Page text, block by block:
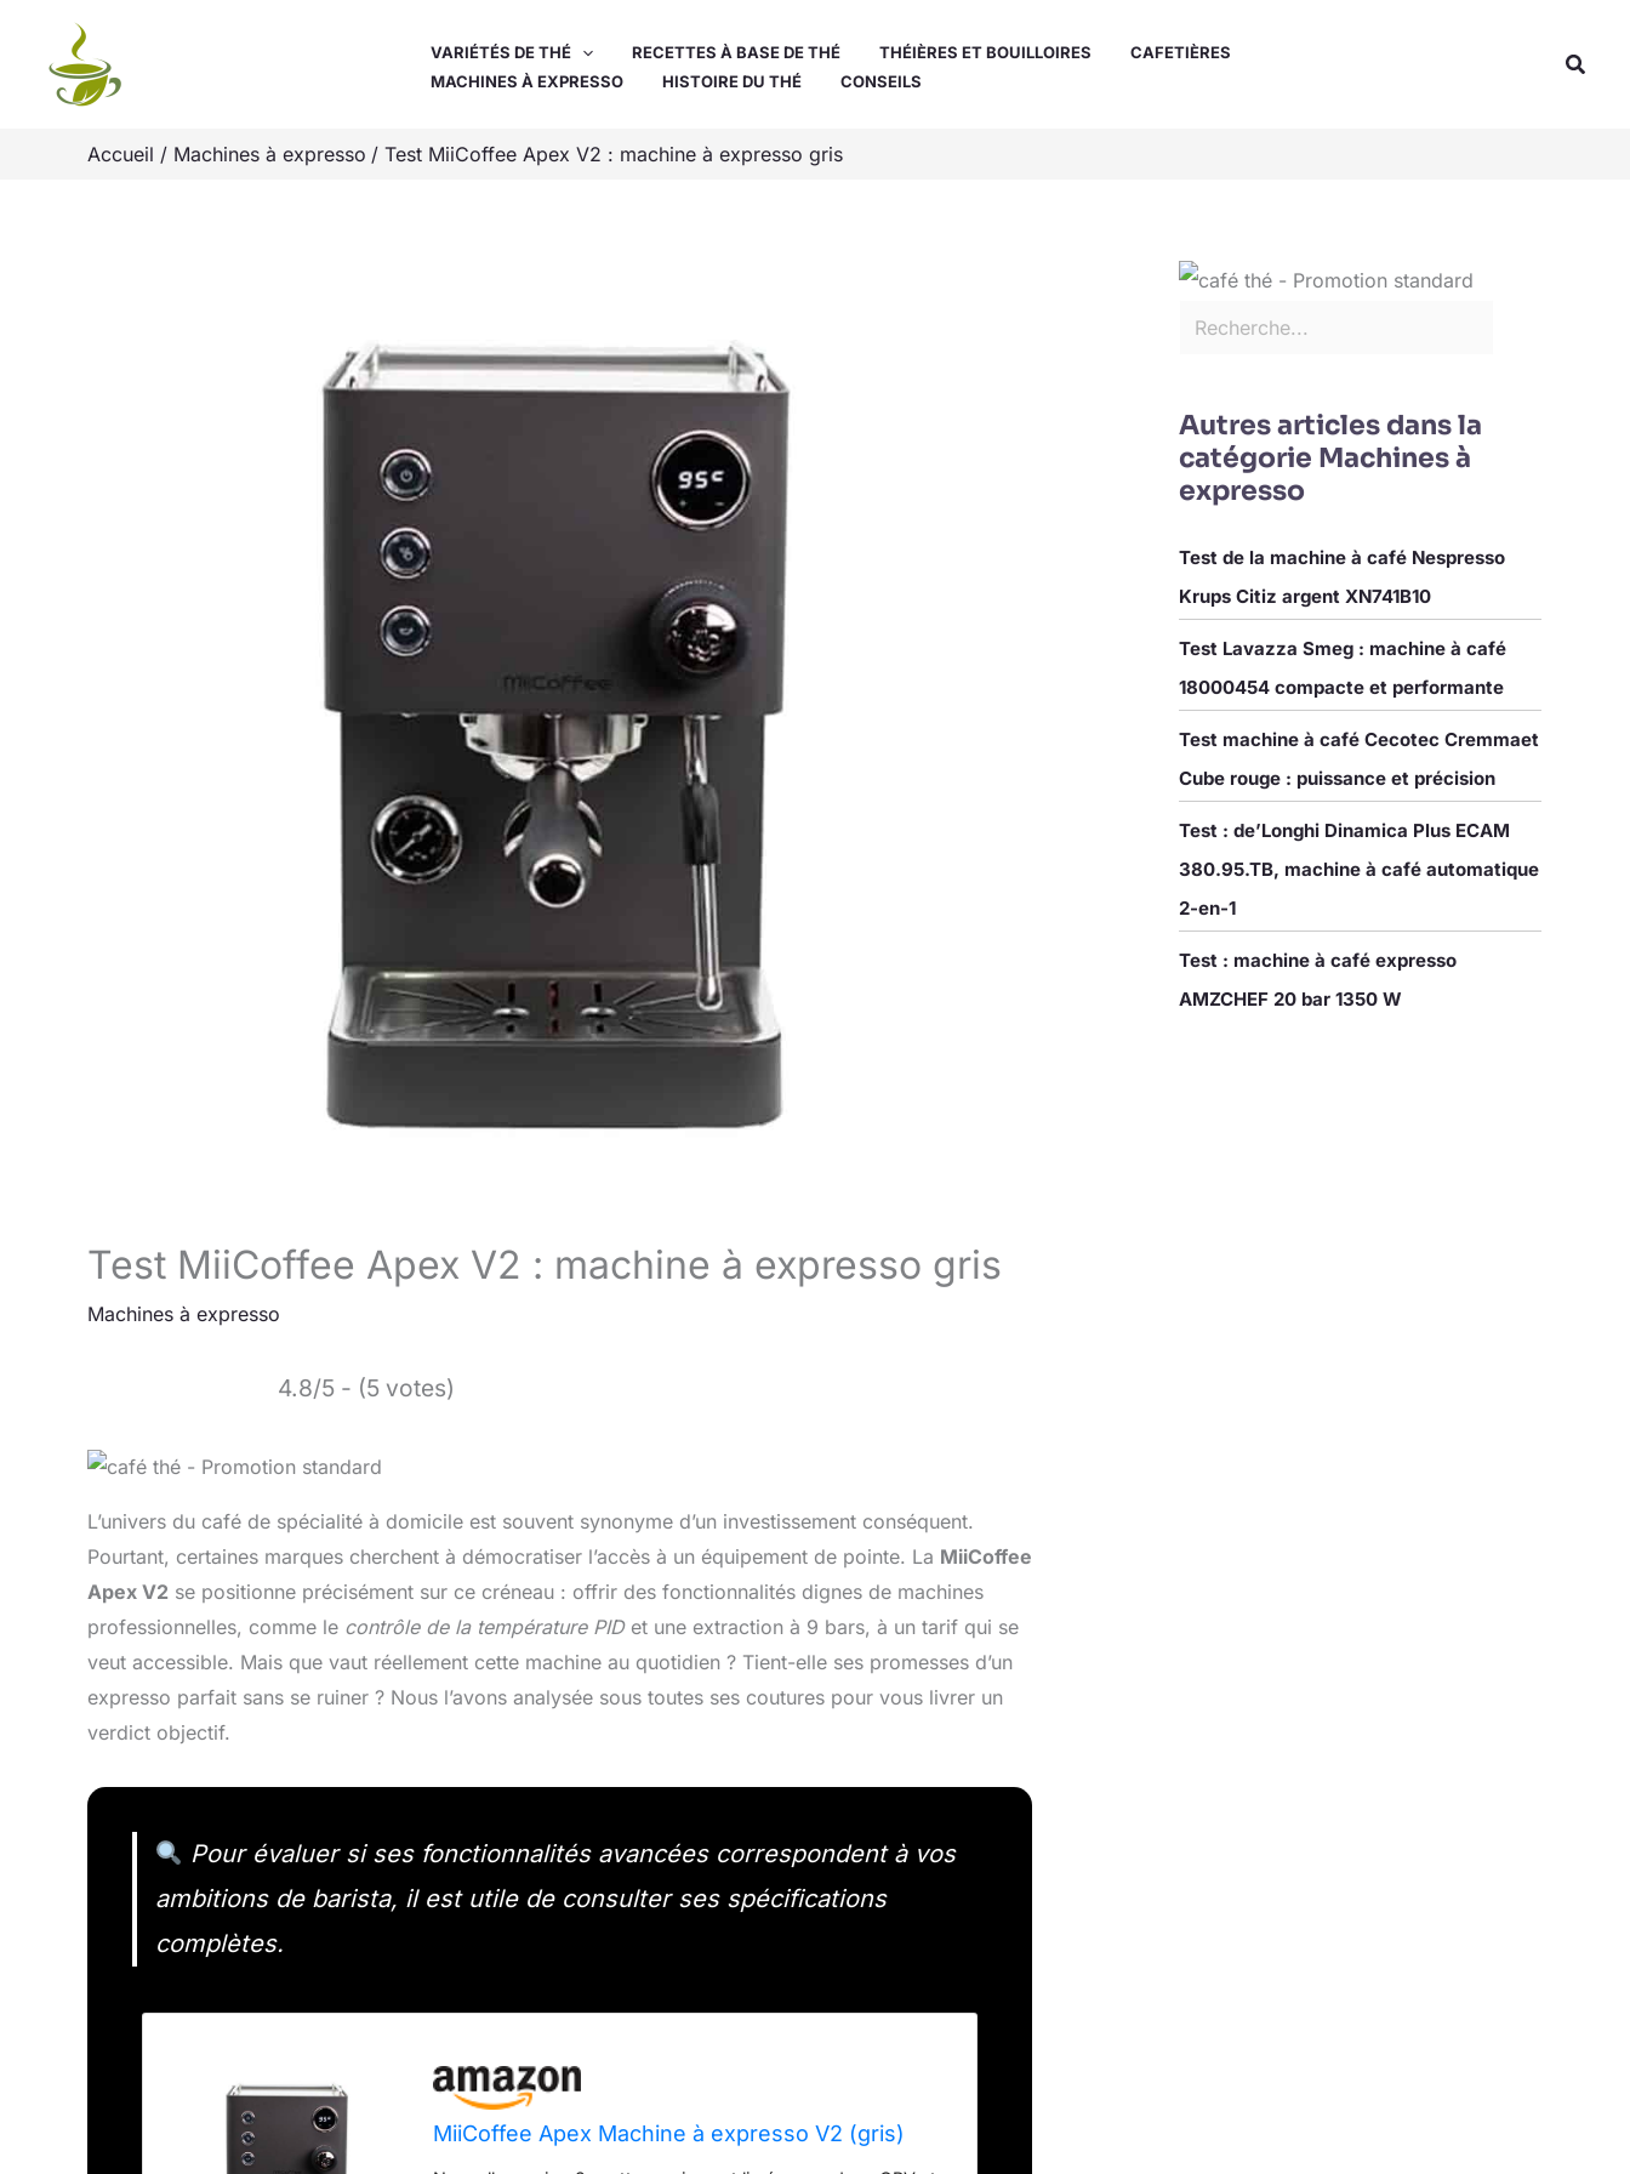
contenu
VARIÉTÉS DE THÉ RECETTES À BASE DE THÉ THÉIÈRES ET BOUILLOIRES
CAFETIÈRES
MACHINES À EXPRESSO
HISTOIRE DU THÉ CONSEILS
Accueil Machines à expresso Test MiiCoffee Apex V2 : machine à expresso gris
Test MiiCoffee Apex V2 : machine à expresso gris
Machines à expresso
4.8/5 - (5 votes)
L’univers du café de spécialité à domicile est souvent synonyme d’un investissement conséquent.
Pourtant, certaines marques cherchent à démocratiser l’accès à un équipement de pointe. La MiiCoffee
Apex V2 se positionne précisément sur ce créneau : offrir des fonctionnalités dignes de machines
professionnelles, comme le contrôle de la température PIDet une extraction à 9 bars, à un tarif qui se
veut accessible. Mais que vaut réellement cette machine au quotidien ? Tient-elle ses promesses d’un
expresso parfait sans se ruiner ? Nous l’avons analysée sous toutes ses coutures pour vous livrer un
verdict objectif.
Pour évaluer si ses fonctionnalités avancées correspondent à vos
ambitions de barista, il est utile de consulter ses spécifications
complètes.
MiiCoffee Apex Machine à expresso V2 (gris)
Autres articles dans la
catégorie Machines à
expresso
Test de la machine à café Nespresso
Krups Citiz argent XN741B10
Test Lavazza Smeg : machine à café
18000454 compacte et performante
Test machine à café Cecotec Cremmaet
Cube rouge : puissance et précision
Test : de’Longhi Dinamica Plus ECAM
380.95.TB, machine à café automatique
2-en-1
Test : machine à café expresso
AMZCHEF 20 bar 1350 W